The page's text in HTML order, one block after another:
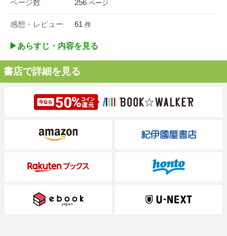
ページ数 256 ページ
感想・レビュー 61 件
▶︎あらすじ・内容を見る
書店で詳細を見る